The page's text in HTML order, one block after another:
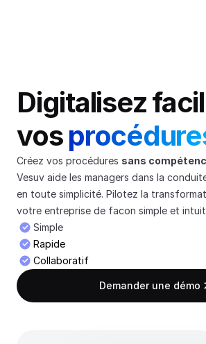
Digitalisez
vos
Créez vos procédures sans
Vesuv aide les managers dans la
en toute simplicité. Pilotez la
votre entreprise de facon simple et
Simple
Rapide
Collaboratif
Demander une démo